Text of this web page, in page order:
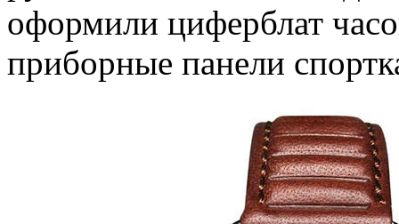
оформили циферблат
приборные панели